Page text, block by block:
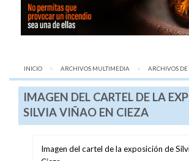
INICIO ARCHIVOS MULTIMEDIA AQUÍ:
ARCHIVOS
IMAGEN DEL CARTEL DE LA
SILVIA VIÑAO EN CIEZA
Imagen del cartel de la exposición de